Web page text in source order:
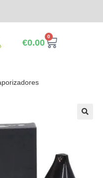
€0.00
0